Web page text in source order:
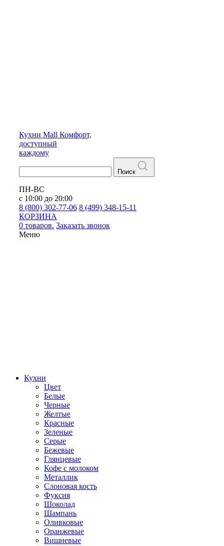
Кухни Mall Комфорт,
доступный
каждому
Поиск
ПН-ВС
с 10:00 до 20:00
8 (800) 302-77-06 8 (499) 348-15-11
КОРЗИНА
0 товаров. Заказать звонок
Меню
Кухни
Цвет
Белые
Черные
Желтые
Красные
Зеленые
Серые
Бежевые
Глянцевые
Кофе с молоком
Металлик
Слоновая кость
Фуксия
Шоколад
Шампань
Оливковые
Оранжевые
Вишневые